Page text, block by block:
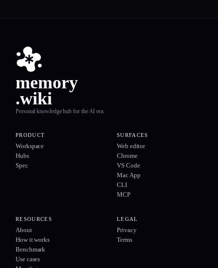
memory
.wiki
Personal knowledge hub for the AI era.
PRODUCT
Workspace
Hubs
Spec
SURFACES
Web editor
Chrome
VS Code
Mac App
CLI
MCP
RESOURCES
About
How it works
Benchmark
Use cases
LEGAL
Privacy
Terms